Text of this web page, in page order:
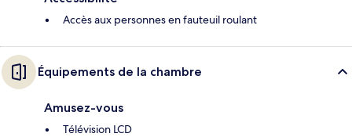
Accès aux personnes en fauteuil roulant
Équipements de la chambre
Amusez-vous
Télévision LCD